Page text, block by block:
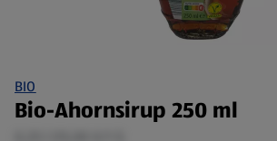
BIO
Bio-Ahornsirup 250 ml